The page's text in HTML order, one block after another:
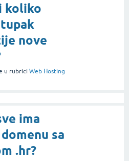
koliko
nove
u rubrici Web Hosting
ima
sa
.hr?